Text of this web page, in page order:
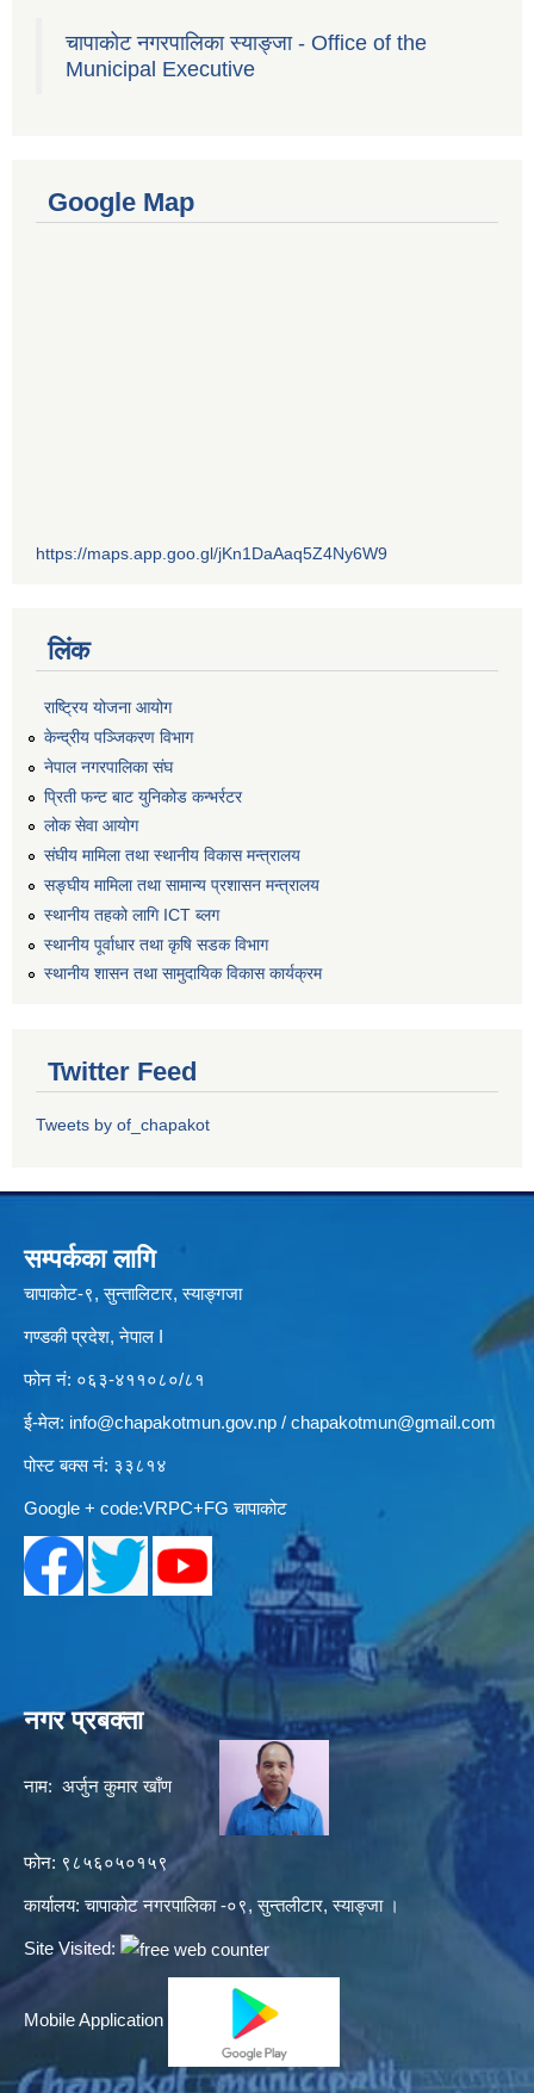
चापाकोट नगरपालिका स्याङ्जा - Office of the
Municipal Executive
Google Map
https://maps.app.goo.gl/jKn1DaAaq5Z4Ny6W9
लिंक
राष्ट्रिय योजना आयोग
केन्द्रीय पञ्जिकरण विभाग
नेपाल नगरपालिका संघ
प्रिती फन्ट बाट युनिकोड कन्भर्रटर
लोक सेवा आयोग
संघीय मामिला तथा स्थानीय विकास मन्त्रालय
सङ्घीय मामिला तथा सामान्य प्रशासन मन्त्रालय
स्थानीय तहको लागि ICT ब्लग
स्थानीय पूर्वाधार तथा कृषि सडक विभाग
स्थानीय शासन तथा सामुदायिक विकास कार्यक्रम
Twitter Feed
Tweets by of_chapakot
सम्पर्कका लागि
चापाकोट-९, सुन्तालिटार, स्याङ्गजा
गण्डकी प्रदेश, नेपाल I
फोन नं: ०६३-४११०८०/८१
ई-मेल: info@chapakotmun.gov.np / chapakotmun@gmail.com
पोस्ट बक्स नं: ३३८१४
Google + code:VRPC+FG चापाकोट
नगर प्रबक्ता
नाम: अर्जुन कुमार खाँण
फोन: ९८५६०५०१५९
कार्यालय: चापाकोट नगरपालिका -०९, सुन्तलीटार, स्याङ्जा ।
Site Visited:
Mobile Application